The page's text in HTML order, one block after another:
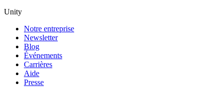
Unity
Notre entreprise
Newsletter
Blog
Événements
Carrières
Aide
Presse